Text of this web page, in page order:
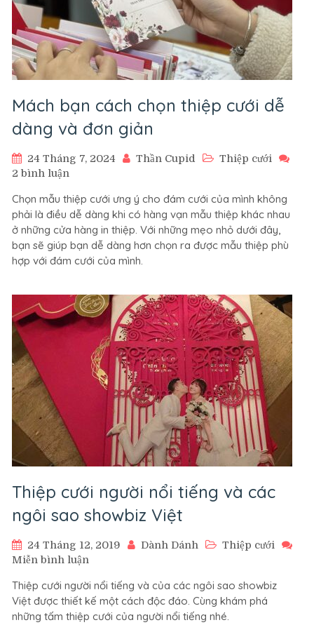
Mách bạn cách chọn thiệp cưới dễ
dàng và đơn giản
24 Tháng 7, 2024 Thần Cupid
Thiệp cưới
2 bình luận
bạn
cách
chọn
thiệp
cưới
và
đơn
giản
Chọn mẫu thiệp cưới ưng ý cho đám cưới của mình không
phải là điều dễ dàng khi có hàng vạn mẫu thiệp khác nhau
ở những cửa hàng in thiệp. Với những mẹo nhỏ dưới đây,
bạn sẽ giúp bạn dễ dàng hơn chọn ra được mẫu thiệp phù
hợp với đám cưới của mình.
Thiệp cưới người nổi tiếng và các
ngôi sao showbiz Việt
24 Tháng 12, 2019 Dành Dánh
Thiệp cưới
Miễn bình luận
cưới
người
nổi
Thiệp cưới người nổi tiếng và của các ngôi sao showbiz
Việt được thiết kế một cách độc đáo. Cùng khám phá
những tấm thiệp cưới của người nổi tiếng nhé.